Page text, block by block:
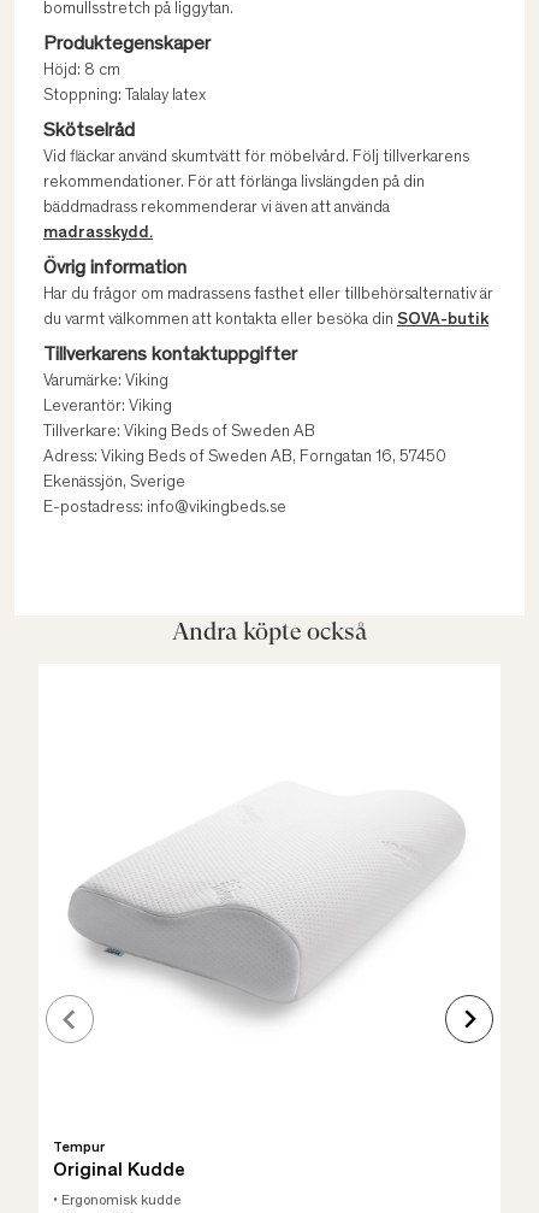
bomullsstretch på liggytan.
Produktegenskaper
Höjd: 8 cm
Stoppning: Talalay latex
Skötselråd
Vid fläckar använd skumtvätt för möbelvård. Följ tillverkarens
rekommendationer. För att förlänga livslängden på din
bäddmadrass rekommenderar vi även att använda
madrasskydd.
Övrig information
Har du frågor om madrassens fasthet eller tillbehörsalternativ är
du varmt välkommen att kontakta eller besöka din SOVA-butik
Tillverkarens kontaktuppgifter
Varumärke: Viking
Leverantör: Viking
Tillverkare: Viking Beds of Sweden AB
Adress: Viking Beds of Sweden AB, Forngatan 16, 57450
Ekenässjön, Sverige
E-postadress: info@vikingbeds.se
Andra köpte också
Tempur
Original Kudde
• Ergonomisk kudde